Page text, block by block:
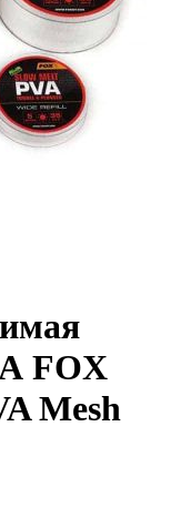
FOX
Mesh